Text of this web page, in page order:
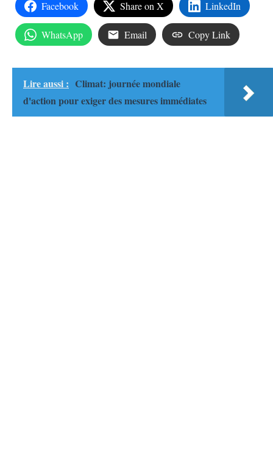
Facebook Share on X LinkedIn
WhatsApp Email Copy Link
Lire aussi : Climat: journée mondiale
d'action pour exiger des mesures immédiates